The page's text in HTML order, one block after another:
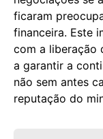
ficaram
financeira. Este
com a liberação
a garantir a
não sem antes
reputação do